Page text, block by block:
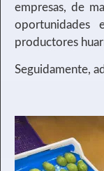
empresas, de
oportunidades
productores
Seguidamente,